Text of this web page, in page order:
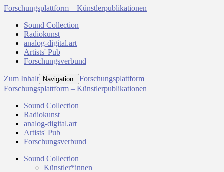
Forschungsplattform – Künstlerpublikationen
Sound Collection
Radiokunst
analog-digital.art
Artists' Pub
Forschungsverbund
Zum Inhalt Navigation: Forschungsplattform
Forschungsplattform – Künstlerpublikationen
Sound Collection
Radiokunst
analog-digital.art
Artists' Pub
Forschungsverbund
Sound Collection
Künstler*innen